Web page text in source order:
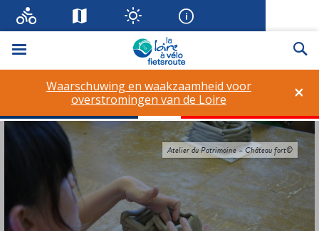
Menu
×
Waarschuwing en waakzaamheid voor
overstromingen van de Loire
Atelier du Patrimoine – Château fort©